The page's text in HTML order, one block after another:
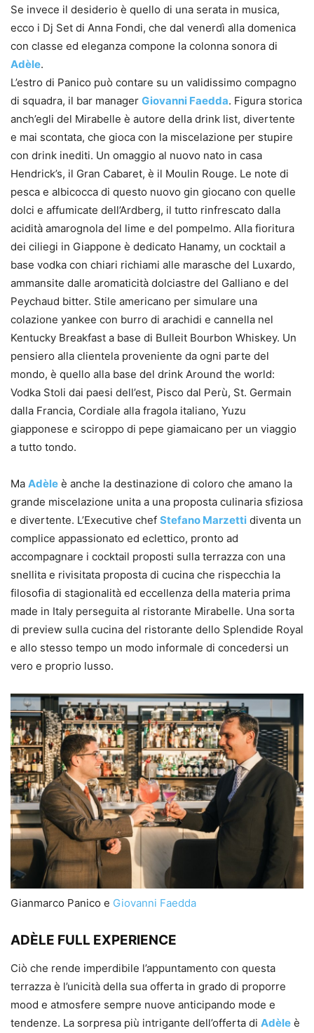
Se invece il desiderio è quello di una serata in musica,
ecco i Dj Set di Anna Fondi, che dal venerdì alla domenica
con classe ed eleganza compone la colonna sonora di
Adèle.
L’estro di Panico può contare su un validissimo compagno
di squadra, il bar manager Giovanni Faedda. Figura storica
anch’egli del Mirabelle è autore della drink list, divertente
e mai scontata, che gioca con la miscelazione per stupire
con drink inediti. Un omaggio al nuovo nato in casa
Hendrick’s, il Gran Cabaret, è il Moulin Rouge. Le note di
pesca e albicocca di questo nuovo gin giocano con quelle
dolci e affumicate dell’Ardberg, il tutto rinfrescato dalla
acidità amarognola del lime e del pompelmo. Alla fioritura
dei ciliegi in Giappone è dedicato Hanamy, un cocktail a
base vodka con chiari richiami alle marasche del Luxardo,
ammansite dalle aromaticità dolciastre del Galliano e del
Peychaud bitter. Stile americano per simulare una
colazione yankee con burro di arachidi e cannella nel
Kentucky Breakfast a base di Bulleit Bourbon Whiskey. Un
pensiero alla clientela proveniente da ogni parte del
mondo, è quello alla base del drink Around the world:
Vodka Stoli dai paesi dell’est, Pisco dal Perù, St. Germain
dalla Francia, Cordiale alla fragola italiano, Yuzu
giapponese e sciroppo di pepe giamaicano per un viaggio
a tutto tondo.
Ma Adèle è anche la destinazione di coloro che amano la
grande miscelazione unita a una proposta culinaria sfiziosa
e divertente. L’Executive chef Stefano Marzetti diventa un
complice appassionato ed eclettico, pronto ad
accompagnare i cocktail proposti sulla terrazza con una
snellita e rivisitata proposta di cucina che rispecchia la
filosofia di stagionalità ed eccellenza della materia prima
made in Italy perseguita al ristorante Mirabelle. Una sorta
di preview sulla cucina del ristorante dello Splendide Royal
e allo stesso tempo un modo informale di concedersi un
vero e proprio lusso.
Gianmarco Panico e Giovanni Faedda
ADÈLE FULL EXPERIENCE
Ciò che rende imperdibile l’appuntamento con questa
terrazza è l’unicità della sua offerta in grado di proporre
mood e atmosfere sempre nuove anticipando mode e
tendenze. La sorpresa più intrigante dell’offerta di Adèle è